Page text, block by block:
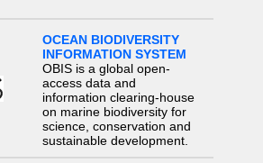
OCEAN BIODIVERSITY
INFORMATION SYSTEM
OBIS is a global open-
access data and
information clearing-house
on marine biodiversity for
science, conservation and
sustainable development.